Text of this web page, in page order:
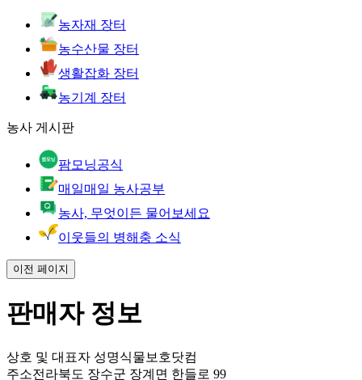
농자재 장터
농수산물 장터
생활잡화 장터
농기계 장터
농사 게시판
팜모닝공식
매일매일 농사공부
농사, 무엇이든 물어보세요
이웃들의 병해충 소식
이전 페이지
판매자 정보
상호 및 대표자 성명식물보호닷컴
주소전라북도 장수군 장계면 한들로 99